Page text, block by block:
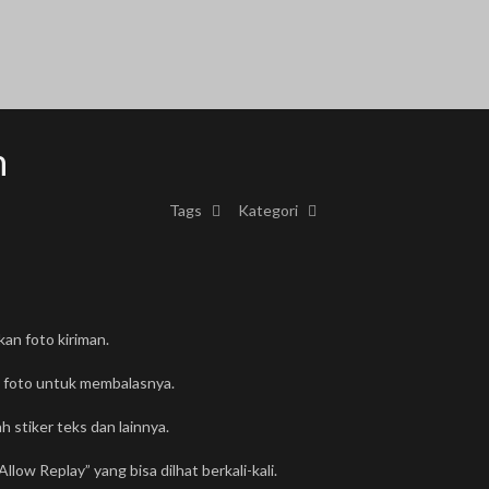
Kategori
Tags
foto kiriman.
untuk membalasnya.
stiker teks dan lainnya.
Replay” yang bisa dilhat berkali-kali.